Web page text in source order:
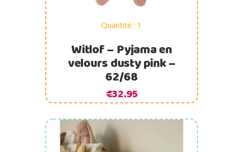
Quantité : 1
Witlof – Pyjama en
velours dusty pink –
62/68
€32.95